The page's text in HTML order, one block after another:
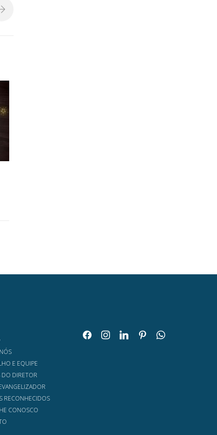
E EQUIPE
DO DIRETOR
RECONHECIDOS
CONOSCO
facebookinstagramlinkedinpinterestwhatsapp